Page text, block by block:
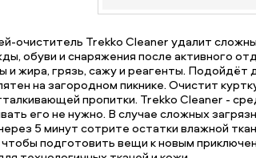
очиститель Trekko Cleaner удалит
обуви и снаряжения после активного
и жира, грязь, сажу и реагенты. Подойдёт
на загородном пикнике. Очистит
пропитки. Trekko Cleaner -
его не нужно. В случае сложных
5 минут сотрите остатки влажной
подготовить вещи к новым